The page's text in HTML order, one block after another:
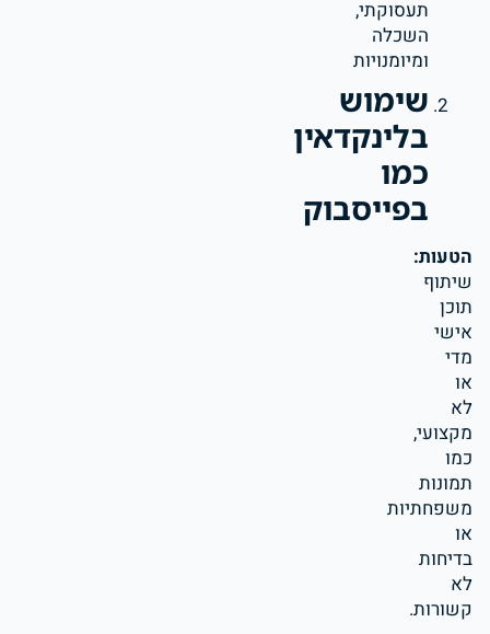
תעסוקתי,
השכלה
ומיומנויות
שימוש
בלינקדאין
כמו
בפייסבוק
הטעות:
שיתוף
תוכן
אישי
מדי
או
לא
מקצועי,
כמו
תמונות
משפחתיות
או
בדיחות
לא
קשורות.